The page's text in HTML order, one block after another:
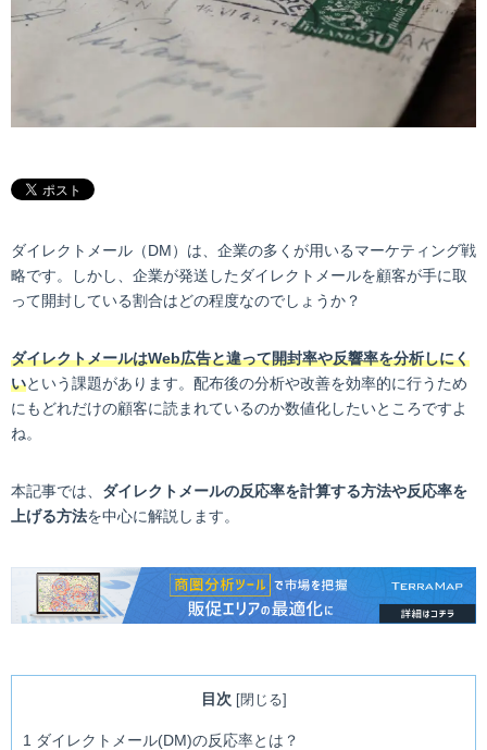
ダイレクトメール（DM）は、企業の多くが用いるマーケティング戦
略です。しかし、企業が発送したダイレクトメールを顧客が手に取
って開封している割合はどの程度なのでしょうか？
ダイレクトメールはWeb広告と違って開封率や反響率を分析しにく
いという課題があります。配布後の分析や改善を効率的に行うため
にもどれだけの顧客に読まれているのか数値化したいところですよ
ね。
本記事では、 ダイレクトメールの反応率を計算する方法や反応率を
上げる方法を中心に解説します。
目次 閉じる
1 ダイレクトメール(DM)の反応率とは？